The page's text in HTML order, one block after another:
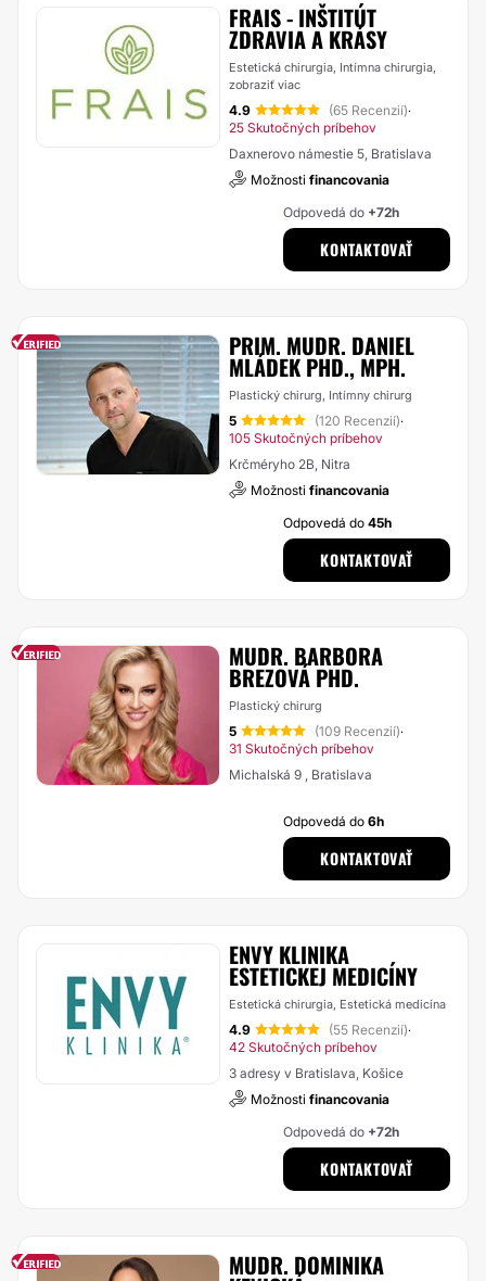
FRAIS - INŠTITÚT
ZDRAVIA A KRÁSY
Estetická chirurgia, Intímna chirurgia,
zobraziť viac
4.9 (65 Recenzií)·
25 Skutočných príbehov
Daxnerovo námestie 5, Bratislava
Možnosti financovania
Odpovedá do +72h
KONTAKTOVAŤ
PRIM. MUDR. DANIEL
MLÁDEK PHD., MPH.
Plastický chirurg, Intímny chirurg
5 (120 Recenzií)·
105 Skutočných príbehov
Krčméryho 2B, Nitra
Možnosti financovania
Odpovedá do45h
KONTAKTOVAŤ
MUDR. BARBORA
BREZOVÁ PHD.
Plastický chirurg
5 (109 Recenzií)·
31 Skutočných príbehov
Michalská 9 , Bratislava
Odpovedá do6h
KONTAKTOVAŤ
ENVY KLINIKA
ESTETICKEJ MEDICÍNY
Estetická chirurgia, Estetická medicína
4.9 (55 Recenzií)·
42 Skutočných príbehov
3 adresy v Bratislava, Košice
Možnosti financovania
Odpovedá do +72h
KONTAKTOVAŤ
MUDR. DOMINIKA